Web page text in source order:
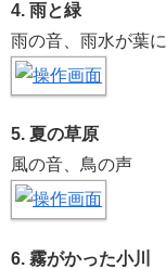
4. 雨と緑
雨の音、雨水が葉
5. 夏の草原
風の音、鳥の声
6. 霧がかった小川